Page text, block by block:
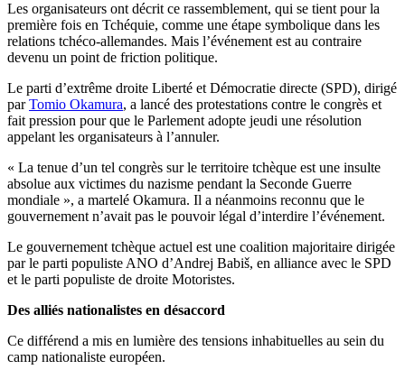
Les organisateurs ont décrit ce rassemblement, qui se tient pour la
première fois en Tchéquie, comme une étape symbolique dans les
relations tchéco-allemandes. Mais l’événement est au contraire
devenu un point de friction politique.
Le parti d’extrême droite Liberté et Démocratie directe (SPD), dirigé
parTomio Okamura, a lancé des protestations contre le congrès et
fait pression pour que le Parlement adopte jeudi une résolution
appelant les organisateurs à l’annuler.
« La tenue d’un tel congrès sur le territoire tchèque est une insulte
absolue aux victimes du nazisme pendant la Seconde Guerre
mondiale », a martelé Okamura. Il a néanmoins reconnu que le
gouvernement n’avait pas le pouvoir légal d’interdire l’événement.
Le gouvernement tchèque actuel est une coalition majoritaire dirigée
par le parti populiste ANO d’Andrej Babiš, en alliance avec le SPD
et le parti populiste de droite Motoristes.
Des alliés nationalistes en désaccord
Ce différend a mis en lumière des tensions inhabituelles au sein du
camp nationaliste européen.